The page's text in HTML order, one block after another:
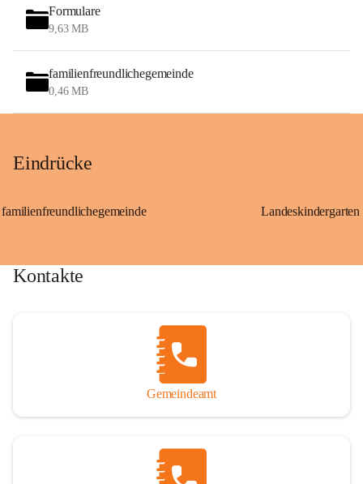
Formulare
9,63 MB
familienfreundlichegemeinde
0,46 MB
Eindrücke
familienfreundlichegemeinde
Kontakte
Gemeindeamt